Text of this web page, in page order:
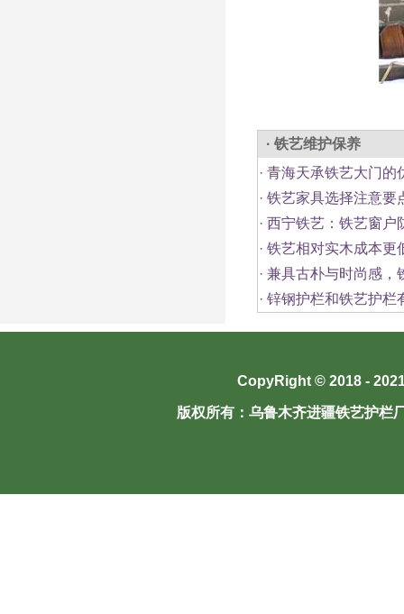
· 铁艺维护保养
· 青海天承铁艺大门的
· 铁艺家具选择注意要
· 西宁铁艺：铁艺窗户
· 铁艺相对实木成本更
· 兼具古朴与时尚感，
· 锌钢护栏和铁艺护栏
CopyRight © 2018 -
版权所有： 乌鲁木齐进疆铁艺护栏